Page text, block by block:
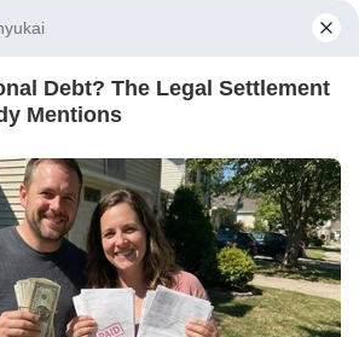
& Berkelas
2026
PES PS4 Tak Terkalahkan
Mabar Bareng Teman
2026 byYongky
Daftar Menu Ayam Penyet
Cocok untuk Makan Hemat
2026 by Yongky